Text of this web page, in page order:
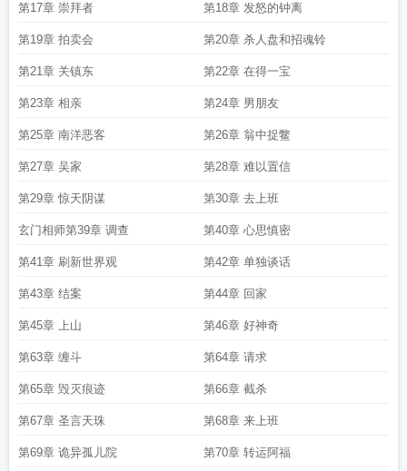
第17章 崇拜者 第18章 发怒的钟离
第19章 拍卖会 第20章 杀人盘和招魂铃
第21章 关镇东 第22章 在得一宝
第23章 相亲 第24章 男朋友
第25章 南洋恶客 第26章 翁中捉鳖
第27章 吴家 第28章 难以置信
第29章 惊天阴谋 第30章 去上班
玄门相师第39章 调查 第40章 心思慎密
第41章 刷新世界观 第42章 单独谈话
第43章 结案 第44章 回家
第45章 上山 第46章 好神奇
第63章 缠斗 第64章 请求
第65章 毁灭痕迹 第66章 截杀
第67章 圣言天珠 第68章 来上班
第69章 诡异孤儿院 第70章 转运阿福